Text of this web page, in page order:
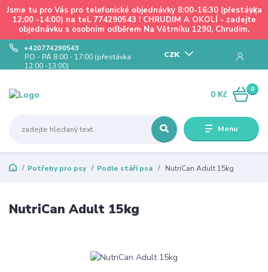
Jsme tu pro Vás pro telefonické objednávky 8:00-16:30 (přestávka
12:00 -14:00) na tel. 774290543 ! CHRUDIM A OKOLÍ - zadejte
objednávku s osobním odběrem Na Větrníku 1290, Chrudim.
Menu
CZK
+420774290543
PO - PÁ 8:00 - 17:00 (přestávka
12:00 -13:00)
0
0 Kč
Potřeby pro psy Podle stáří psa NutriCan Adult 15kg
NutriCan Adult 15kg